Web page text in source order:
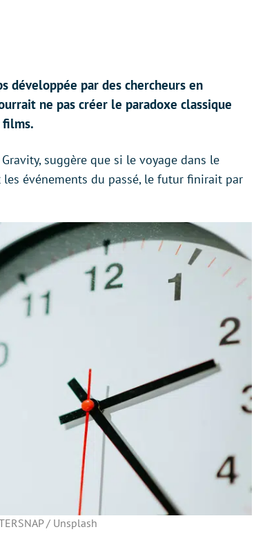
développée par des chercheurs en
ne pas créer le paradoxe classique
films.
suggère que si le voyage dans le
événements du passé, le futur finirait par
/ Unsplash